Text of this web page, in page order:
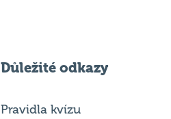
Důležité odkazy
Pravidla kvízu